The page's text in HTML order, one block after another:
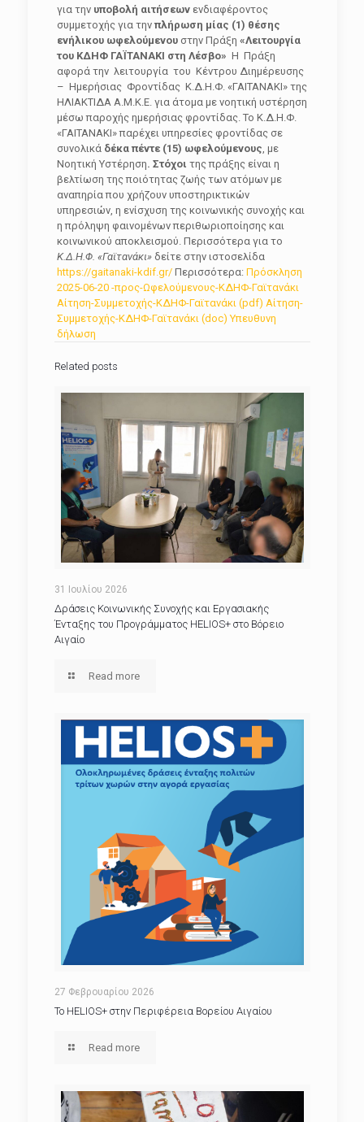
για την υποβολή αιτήσεων ενδιαφέροντος
συμμετοχής για την πλήρωση μίας (1) θέσης
ενήλικου ωφελούμενουστην Πράξη «Λειτουργία
του ΚΔΗΦ ΓΑΪΤΑΝΑΚΙ στη Λέσβο» Η Πράξη
αφορά την λειτουργία του Κέντρου Διημέρευσης
– Ημερήσιας Φροντίδας Κ.Δ.Η.Φ. «ΓΑΙΤΑΝΑΚΙ» της
ΗΛΙΑΚΤΙΔΑ Α.Μ.Κ.Ε. για άτομα με νοητική υστέρηση
μέσω παροχής ημερήσιας φροντίδας. Το Κ.Δ.Η.Φ.
«ΓΑΙΤΑΝΑΚΙ» παρέχει υπηρεσίες φροντίδας σε
συνολικά δέκα πέντε (15) ωφελούμενους, με
Νοητική Υστέρηση. Στόχοι της πράξης είναι η
βελτίωση της ποιότητας ζωής των ατόμων με
αναπηρία που χρήζουν υποστηρικτικών
υπηρεσιών, η ενίσχυση της κοινωνικής συνοχής και
η πρόληψη φαινομένων περιθωριοποίησης και
κοινωνικού αποκλεισμού. Περισσότερα για το
Κ.Δ.Η.Φ. «Γαϊτανάκι»δείτε στην ιστοσελίδα
https://gaitanaki-kdif.gr/Περισσότερα: Πρόσκληση
2025-06-20 -προς-Ωφελούμενους-ΚΔΗΦ-Γαϊτανάκι
Αίτηση-Συμμετοχής-ΚΔΗΦ-Γαϊτανάκι (pdf) Αίτηση-
Συμμετοχής-ΚΔΗΦ-Γαϊτανάκι (doc) Υπευθυνη
δήλωση
Related posts
31 Ιουλίου 2026
Δράσεις Κοινωνικής Συνοχής και Εργασιακής
Ένταξης του Προγράμματος HELIOS+ στο Βόρειο
Αιγαίο
Read more
27 Φεβρουαρίου 2026
Το HELIOS+ στην Περιφέρεια Βορείου Αιγαίου
Read more